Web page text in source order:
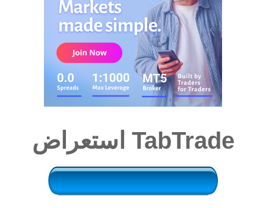
استعراض TabTrade